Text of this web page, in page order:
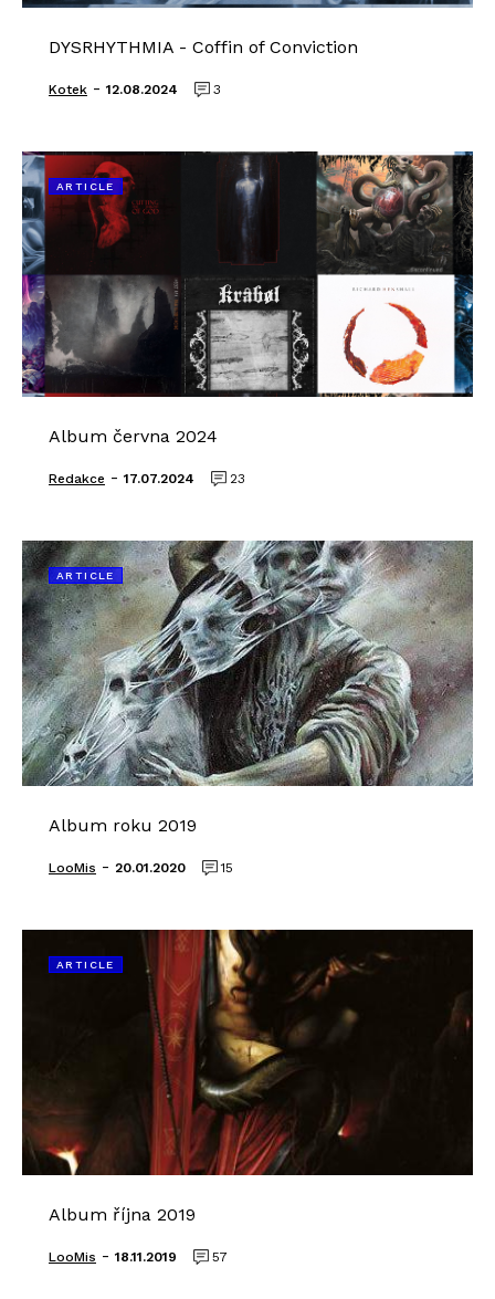
DYSRHYTHMIA - Coffin of Conviction
Kotek - 12.08.2024 3
ARTICLE
Album června 2024
Redakce - 17.07.2024 23
ARTICLE
Album roku 2019
LooMis - 20.01.2020 15
ARTICLE
Album října 2019
LooMis - 18.11.2019 57